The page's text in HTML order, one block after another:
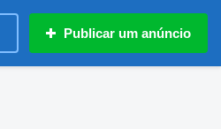
Publicar um anúncio